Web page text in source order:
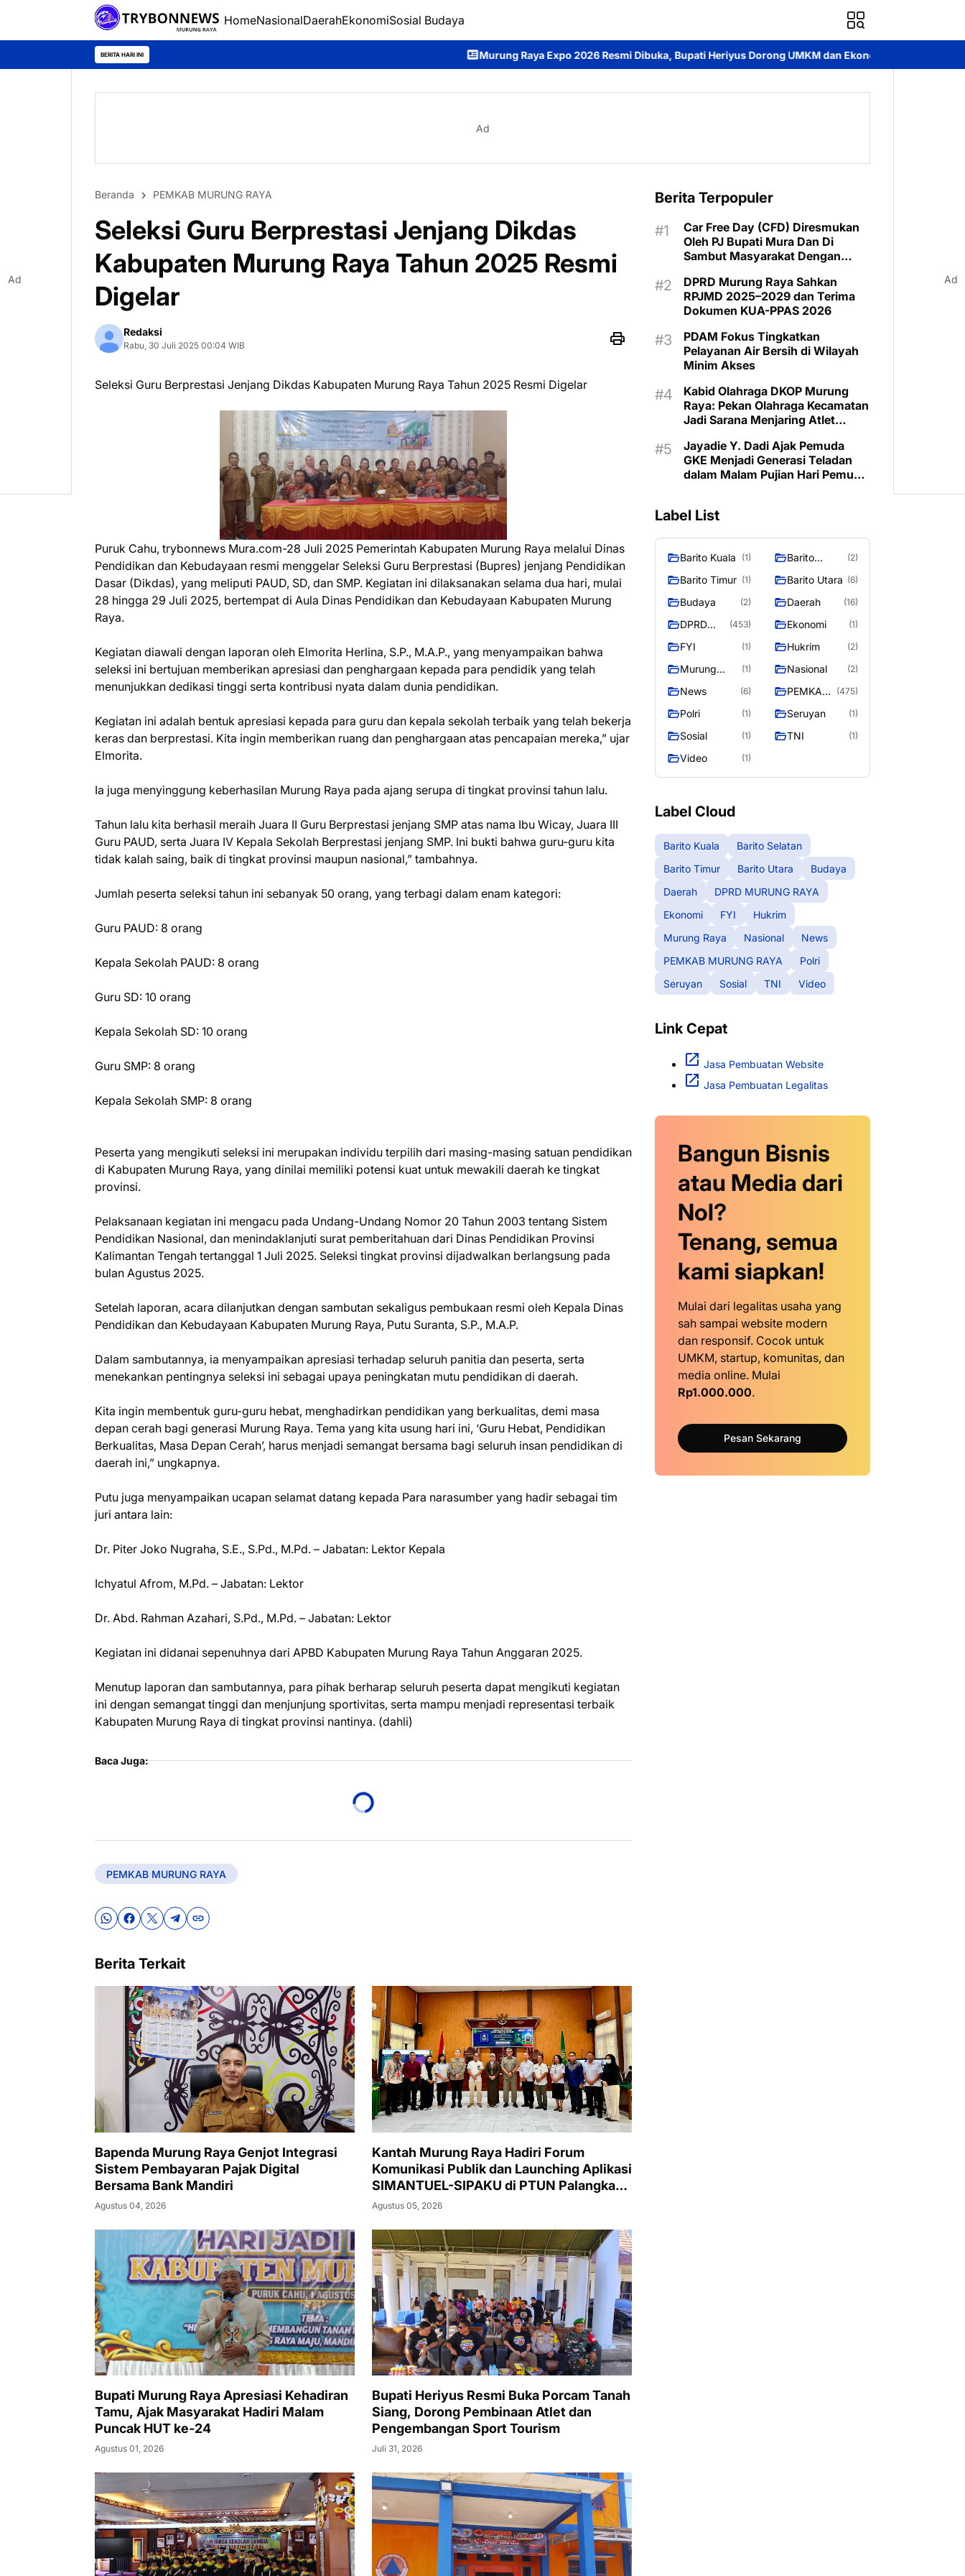
HomeNasionalDaerahEkonomiSosial Budaya
BERITA HARI INI Murung Raya Expo 2026 Resmi Dibuka, Bupati Heriyus Dorong UMKM dan Ekonomi Lokal Jayadie Y. Dadi Ajak
Ad
Beranda PEMKAB MURUNG RAYA
Seleksi Guru Berprestasi Jenjang Dikdas
Kabupaten Murung Raya Tahun 2025 Resmi
Digelar
Redaksi
Rabu, 30 Juli 2025 00:04 WIB
Seleksi Guru Berprestasi Jenjang Dikdas Kabupaten Murung Raya Tahun 2025 Resmi Digelar
Puruk Cahu, trybonnews Mura.com-28 Juli 2025 Pemerintah Kabupaten Murung Raya melalui Dinas
Pendidikan dan Kebudayaan resmi menggelar Seleksi Guru Berprestasi (Bupres) jenjang Pendidikan
Dasar (Dikdas), yang meliputi PAUD, SD, dan SMP. Kegiatan ini dilaksanakan selama dua hari, mulai
28 hingga 29 Juli 2025, bertempat di Aula Dinas Pendidikan dan Kebudayaan Kabupaten Murung
Raya.
Kegiatan diawali dengan laporan oleh Elmorita Herlina, S.P., M.A.P., yang menyampaikan bahwa
seleksi ini bertujuan memberikan apresiasi dan penghargaan kepada para pendidik yang telah
menunjukkan dedikasi tinggi serta kontribusi nyata dalam dunia pendidikan.
Kegiatan ini adalah bentuk apresiasi kepada para guru dan kepala sekolah terbaik yang telah bekerja
keras dan berprestasi. Kita ingin memberikan ruang dan penghargaan atas pencapaian mereka,” ujar
Elmorita.
Ia juga menyinggung keberhasilan Murung Raya pada ajang serupa di tingkat provinsi tahun lalu.
Tahun lalu kita berhasil meraih Juara II Guru Berprestasi jenjang SMP atas nama Ibu Wicay, Juara III
Guru PAUD, serta Juara IV Kepala Sekolah Berprestasi jenjang SMP. Ini bukti bahwa guru-guru kita
tidak kalah saing, baik di tingkat provinsi maupun nasional,” tambahnya.
Jumlah peserta seleksi tahun ini sebanyak 50 orang, yang terbagi dalam enam kategori:
Guru PAUD: 8 orang
Kepala Sekolah PAUD: 8 orang
Guru SD: 10 orang
Kepala Sekolah SD: 10 orang
Guru SMP: 8 orang
Kepala Sekolah SMP: 8 orang
Peserta yang mengikuti seleksi ini merupakan individu terpilih dari masing-masing satuan pendidikan
di Kabupaten Murung Raya, yang dinilai memiliki potensi kuat untuk mewakili daerah ke tingkat
provinsi.
Pelaksanaan kegiatan ini mengacu pada Undang-Undang Nomor 20 Tahun 2003 tentang Sistem
Pendidikan Nasional, dan menindaklanjuti surat pemberitahuan dari Dinas Pendidikan Provinsi
Kalimantan Tengah tertanggal 1 Juli 2025. Seleksi tingkat provinsi dijadwalkan berlangsung pada
bulan Agustus 2025.
Setelah laporan, acara dilanjutkan dengan sambutan sekaligus pembukaan resmi oleh Kepala Dinas
Pendidikan dan Kebudayaan Kabupaten Murung Raya, Putu Suranta, S.P., M.A.P.
Dalam sambutannya, ia menyampaikan apresiasi terhadap seluruh panitia dan peserta, serta
menekankan pentingnya seleksi ini sebagai upaya peningkatan mutu pendidikan di daerah.
Kita ingin membentuk guru-guru hebat, menghadirkan pendidikan yang berkualitas, demi masa
depan cerah bagi generasi Murung Raya. Tema yang kita usung hari ini, ‘Guru Hebat, Pendidikan
Berkualitas, Masa Depan Cerah’, harus menjadi semangat bersama bagi seluruh insan pendidikan di
daerah ini,” ungkapnya.
Putu juga menyampaikan ucapan selamat datang kepada Para narasumber yang hadir sebagai tim
juri antara lain:
Dr. Piter Joko Nugraha, S.E., S.Pd., M.Pd. – Jabatan: Lektor Kepala
Ichyatul Afrom, M.Pd. – Jabatan: Lektor
Dr. Abd. Rahman Azahari, S.Pd., M.Pd. – Jabatan: Lektor
Kegiatan ini didanai sepenuhnya dari APBD Kabupaten Murung Raya Tahun Anggaran 2025.
Menutup laporan dan sambutannya, para pihak berharap seluruh peserta dapat mengikuti kegiatan
ini dengan semangat tinggi dan menjunjung sportivitas, serta mampu menjadi representasi terbaik
Kabupaten Murung Raya di tingkat provinsi nantinya. (dahli)
Baca Juga:
PEMKAB MURUNG RAYA
Berita Terkait
Bapenda Murung Raya Genjot Integrasi
Sistem Pembayaran Pajak Digital
Bersama Bank Mandiri
Agustus 04, 2026
Kantah Murung Raya Hadiri Forum
Komunikasi Publik dan Launching Aplikasi
SIMANTUEL-SIPAKU di PTUN Palangka
Raya
Agustus 05, 2026
Bupati Murung Raya Apresiasi Kehadiran
Tamu, Ajak Masyarakat Hadiri Malam
Puncak HUT ke-24
Agustus 01, 2026
Bupati Heriyus Resmi Buka Porcam Tanah
Siang, Dorong Pembinaan Atlet dan
Pengembangan Sport Tourism
Juli 31, 2026
Berita Terpopuler
Car Free Day (CFD) Diresmukan
Oleh PJ Bupati Mura Dan Di
Sambut Masyarakat Dengan
DPRD Murung Raya Sahkan
RPJMD 2025–2029 dan Terima
Dokumen KUA-PPAS 2026
PDAM Fokus Tingkatkan
Pelayanan Air Bersih di Wilayah
Minim Akses
Kabid Olahraga DKOP Murung
Raya: Pekan Olahraga Kecamatan
Jadi Sarana Menjaring Atlet
Jayadie Y. Dadi Ajak Pemuda
GKE Menjadi Generasi Teladan
dalam Malam Pujian Hari Pemuda
Label List
Barito Kuala (1)
Barito
(2)
Barito Timur (1) Barito Utara (6)
Budaya (2) Daerah (16)
DPRD
RAYA
(453) Ekonomi (1)
FYI (1) Hukrim (2)
Murung
(1) Nasional (2)
News (6)
PEMKAB
RAYA
(475)
Polri (1) Seruyan (1)
Sosial (1) TNI (1)
Video (1)
Label Cloud
Barito Kuala
Barito Selatan
Barito Timur
Barito Utara
Budaya
Daerah
DPRD MURUNG RAYA
Ekonomi
FYI
Hukrim
Murung Raya
Nasional
News
PEMKAB MURUNG RAYA
Polri
Seruyan
Sosial TNI Video
Link Cepat
Jasa Pembuatan Website
Jasa Pembuatan Legalitas
Bangun Bisnis
atau Media dari
Nol?
Tenang, semua
kami siapkan!
Mulai dari legalitas usaha yang
sah sampai website modern
dan responsif. Cocok untuk
UMKM, startup, komunitas, dan
media online. Mulai
Rp1.000.000.
Pesan Sekarang
Ad Ad